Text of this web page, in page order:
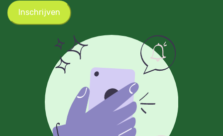
Inschrijven